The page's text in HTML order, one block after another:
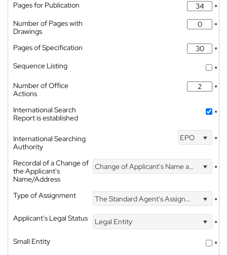
Pages for Publication
*
Number of Pages with
Drawings
*
Pages of Specification
*
Sequence Listing
*
Number of Office
Actions
*
International Search
Report is established
*
International Searching
Authority
EPO *
Recordal of a Change of
the Applicant's
Name/Address
Change of Applicant's Name and Address *
Type of Assignment The Standard Agent's Assignment
*
Applicant's Legal Status
Legal Entity
*
Small Entity
*